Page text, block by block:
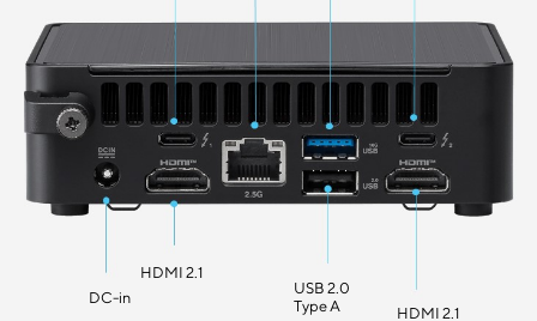
DC-in
HDMI 2.1
USB 2.0
Type A
HDMI 2.1